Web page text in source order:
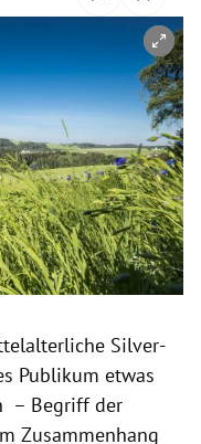
Silver-
Publikum etwas
– Begriff der
Zusammenhang